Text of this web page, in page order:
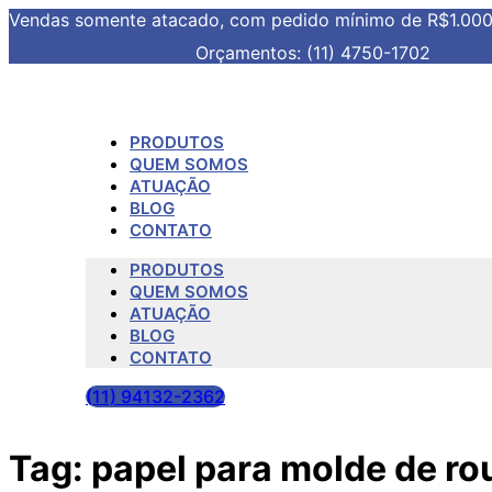
Vendas somente atacado, com pedido mínimo de R$1.000
Orçamentos: (11) 4750-1702
PRODUTOS
QUEM SOMOS
ATUAÇÃO
BLOG
CONTATO
PRODUTOS
QUEM SOMOS
ATUAÇÃO
BLOG
CONTATO
(11) 94132-2362
Tag: papel para molde de